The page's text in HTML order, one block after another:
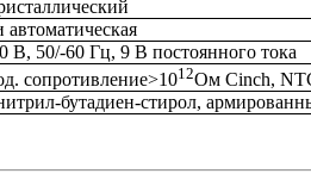
автоматическая
В, 50/-60 Гц, 9 В постоянного тока
сопротивление>1012Ом Cinch,
бутадиен-стирол,